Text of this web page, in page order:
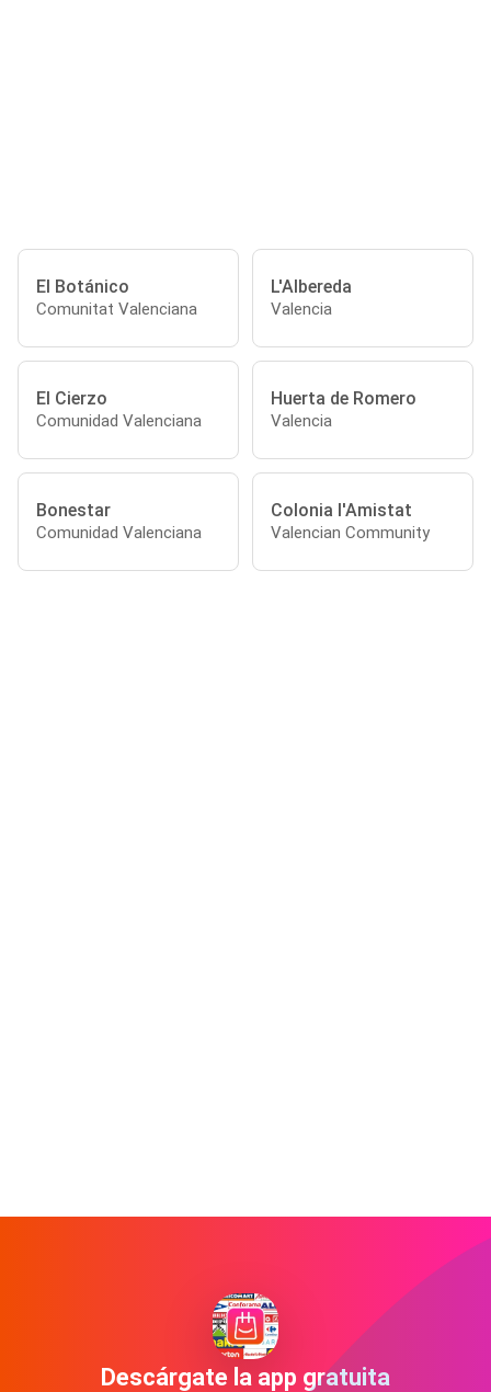
El Botánico
Comunitat Valenciana
L'Albereda
Valencia
El Cierzo
Comunidad Valenciana
Huerta de Romero
Valencia
Bonestar
Comunidad Valenciana
Colonia l'Amistat
Valencian Community
Descárgate la app gratuita